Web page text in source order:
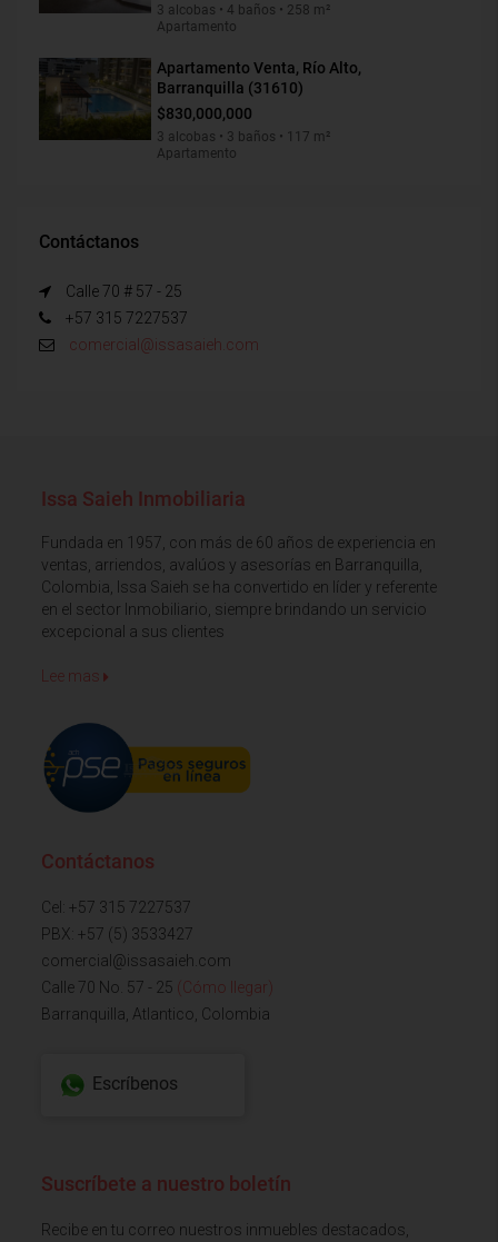
3 alcobas • 4 baños • 258 m²
Apartamento
Apartamento Venta, Río Alto,
Barranquilla (31610)
$830,000,000
3 alcobas • 3 baños • 117 m²
Apartamento
Contáctanos
Calle 70 # 57 - 25
+57 315 7227537
comercial@issasaieh.com
Issa Saieh Inmobiliaria
Fundada en 1957, con más de 60 años de experiencia en
ventas, arriendos, avalúos y asesorías en Barranquilla,
Colombia, Issa Saieh se ha convertido en líder y referente
en el sector Inmobiliario, siempre brindando un servicio
excepcional a sus clientes
Lee mas
Contáctanos
Cel: +57 315 7227537
PBX: +57 (5) 3533427
comercial@issasaieh.com
Calle 70 No. 57 - 25 (Cómo llegar)
Barranquilla, Atlantico, Colombia
Escríbenos
Suscríbete a nuestro boletín
Recibe en tu correo nuestros inmuebles destacados,